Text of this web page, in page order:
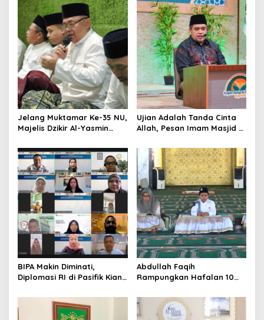
Jelang Muktamar Ke-35 NU,
Majelis Dzikir Al-Yasmin
Persatuan Bangsa
Ujian Adalah Tanda Cinta
Allah, Pesan Imam Masjid Al
BIPA Makin Diminati,
Diplomasi RI di Pasifik Kian
Abdullah Faqih
Rampungkan Hafalan 10
Tahfidz